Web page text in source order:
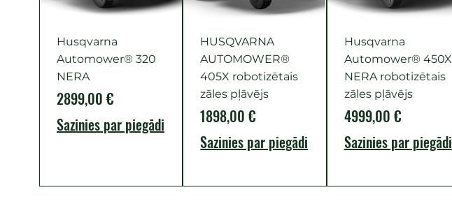
Husqvarna
Automower® 320
NERA
Cena
2899,00 €
Sazinies par piegādi
HUSQVARNA
AUTOMOWER®
405X robotizētais
zāles pļāvējs
Cena
1898,00 €
Sazinies par piegādi
Husqvarna
Automower® 450X
NERA robotizētais
zāles pļāvējs
Cena
4999,00 €
Sazinies par piegādi